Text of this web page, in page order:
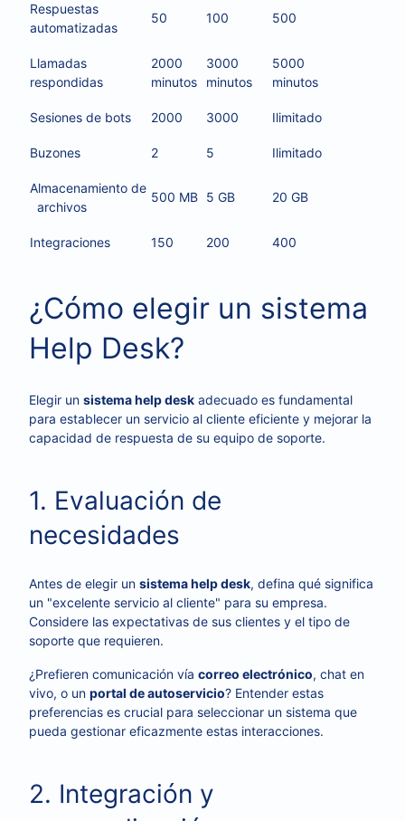
Respuestas
automatizadas
50 100 500
Llamadas
respondidas
2000
minutos
3000
minutos
5000
minutos
Sesiones de bots 2000 3000 Ilimitado
Buzones 2 5 Ilimitado
Almacenamiento de
archivos
500 MB 5 GB 20 GB
Integraciones 150 200 400
¿Cómo elegir un sistema
Help Desk?
Elegir un sistema help desk adecuado es fundamental
para establecer un servicio al cliente eficiente y mejorar la
capacidad de respuesta de su equipo de soporte.
1. Evaluación de
necesidades
Antes de elegir un sistema help desk, defina qué significa
un "excelente servicio al cliente" para su empresa.
Considere las expectativas de sus clientes y el tipo de
soporte que requieren.
¿Prefieren comunicación vía correo electrónico, chat en
vivo, o un portal de autoservicio? Entender estas
preferencias es crucial para seleccionar un sistema que
pueda gestionar eficazmente estas interacciones.
2. Integración y